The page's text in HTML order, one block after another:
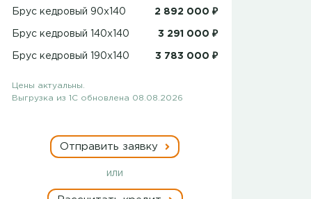
Брус кедровый 90x140 2 892 000 ₽
Брус кедровый 140x140 3 291 000 ₽
Брус кедровый 190x140 3 783 000 ₽
Цены актуальны.
Выгрузка из 1С обновлена 08.08.2026
Отправить заявку
или